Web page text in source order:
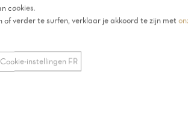
rabarberkoek met custardvulling is
grote stukken rabarber.
Wist je dat?
Rabarber eetlustopwekkend,
zuurzoete groente is rijk aan ijzer en
cookies.
of verder te surfen, verklaar je akkoord te zijn met
Cookie-instellingen FR